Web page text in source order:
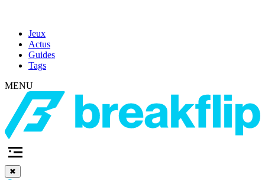
Jeux
Actus
Guides
Tags
MENU
✖